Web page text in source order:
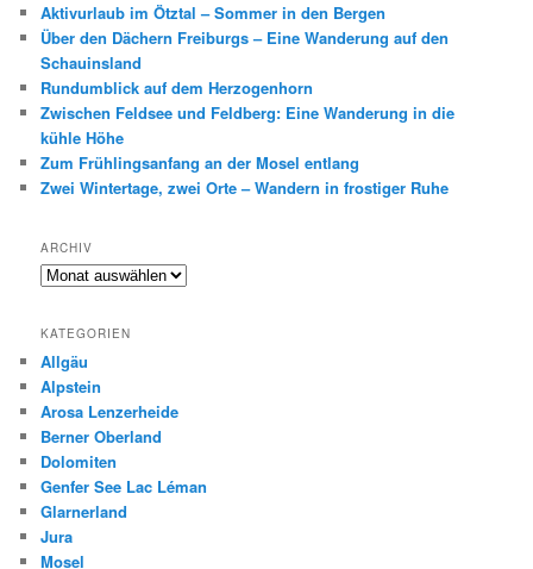
n
Aktivurlaub im Ötztal – Sommer in den Bergen
Über den Dächern Freiburgs – Eine Wanderung auf den
Schauinsland
Rundumblick auf dem Herzogenhorn
Zwischen Feldsee und Feldberg: Eine Wanderung in die
kühle Höhe
Zum Frühlingsanfang an der Mosel entlang
Zwei Wintertage, zwei Orte – Wandern in frostiger Ruhe
ARCHIV
Archiv
KATEGORIEN
Allgäu
Alpstein
Arosa Lenzerheide
Berner Oberland
Dolomiten
Genfer See Lac Léman
Glarnerland
Jura
Mosel